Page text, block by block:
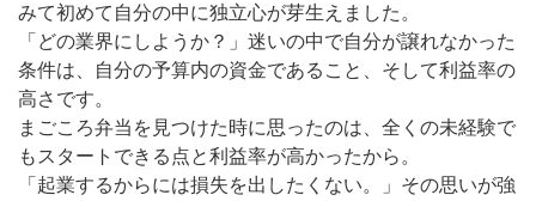
みて初めて自分の中に独立心が芽生えました。
「どの業界にしようか？」迷いの中で自分が譲れなかった
条件は、自分の予算内の資金であること、そして利益率の
高さです。
まごころ弁当を見つけた時に思ったのは、全くの未経験で
もスタートできる点と利益率が高かったから。
「起業するからには損失を出したくない。」その思いが強